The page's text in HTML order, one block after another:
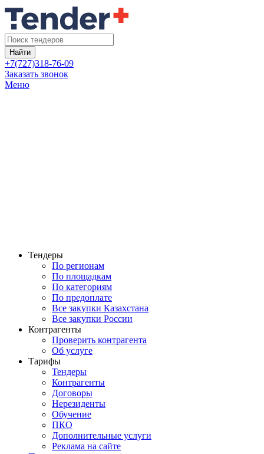
Найти
+7(727)318-76-09
Заказать звонок
Меню
Тендеры
По регионам
По площадкам
По категориям
По предоплате
Все закупки Казахстана
Все закупки России
Контрагенты
Проверить контрагента
Об услуге
Тарифы
Тендеры
Контрагенты
Договоры
Нерезиденты
Обучение
ПКО
Дополнительные услуги
Реклама на сайте